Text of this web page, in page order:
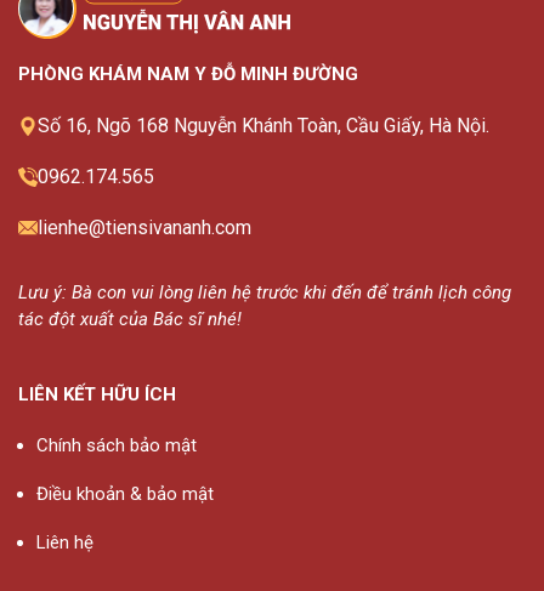
PHÒNG KHÁM NAM Y ĐỖ MINH ĐƯỜNG
Số 16, Ngõ 168 Nguyễn Khánh Toàn, Cầu Giấy, Hà Nội.
0962.174.565
lienhe@tiensivananh.com
Lưu ý: Bà con vui lòng liên hệ trước khi đến để tránh lịch công
tác đột xuất của Bác sĩ nhé!
LIÊN KẾT HỮU ÍCH
Chính sách bảo mật
Điều khoản & bảo mật
Liên hệ